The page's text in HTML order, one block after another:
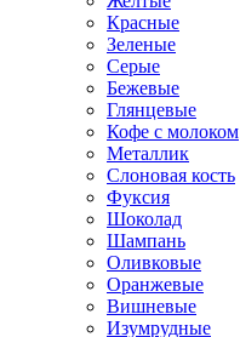
Красные
Зеленые
Серые
Бежевые
Глянцевые
Кофе с молоком
Металлик
Слоновая кость
Фуксия
Шоколад
Шампань
Оливковые
Оранжевые
Вишневые
Изумрудные